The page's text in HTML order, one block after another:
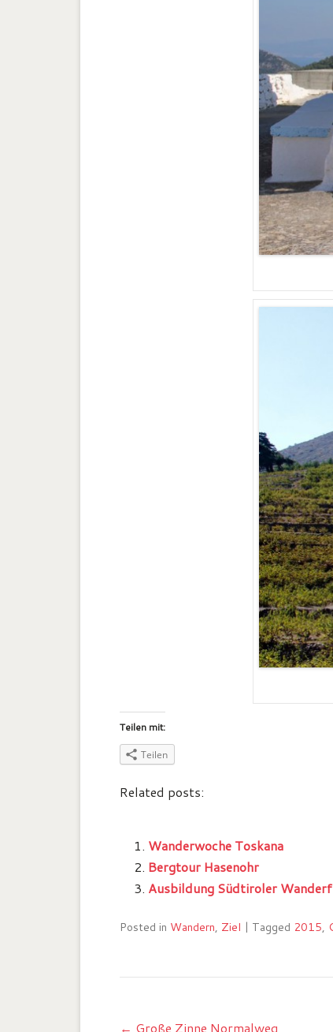
Teilen mit:
Teilen
Related posts:
Wanderwoche Toskana
Bergtour Hasenohr
Ausbildung Südtiroler
Posted in Wandern, Ziel | Tagged 2015,
Post navigation
← Große Zinne Normalweg